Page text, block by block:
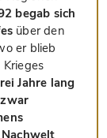
begab sich
über den
er blieb
Jahre lang